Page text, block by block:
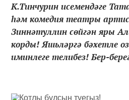
К.Тинчурин исемендәге
һәм комедия театры
Зиннәтуллин сөйгән яры
корды! Яшьләргә бәхетле
иминлеге телибез! Бер-